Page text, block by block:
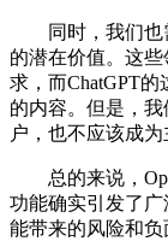
同时，我们也
的潜在价值。这
求，而ChatGPT
的内容。但是，
户，也不应该成为
总的来说，
功能确实引发了
能带来的风险和